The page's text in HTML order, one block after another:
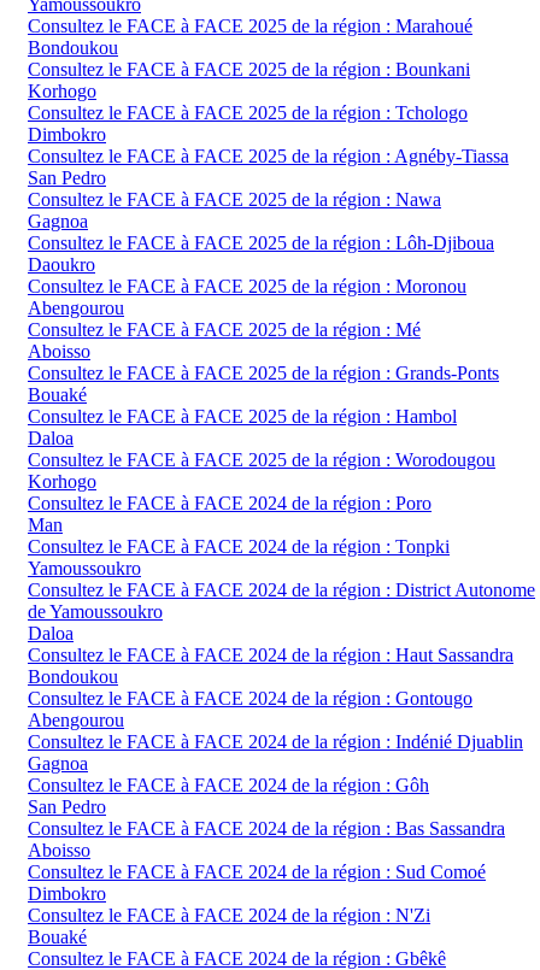
Yamoussoukro
Consultez le FACE à FACE 2025 de la région : Marahoué
Bondoukou
Consultez le FACE à FACE 2025 de la région : Bounkani
Korhogo
Consultez le FACE à FACE 2025 de la région : Tchologo
Dimbokro
Consultez le FACE à FACE 2025 de la région : Agnéby-Tiassa
San Pedro
Consultez le FACE à FACE 2025 de la région : Nawa
Gagnoa
Consultez le FACE à FACE 2025 de la région : Lôh-Djiboua
Daoukro
Consultez le FACE à FACE 2025 de la région : Moronou
Abengourou
Consultez le FACE à FACE 2025 de la région : Mé
Aboisso
Consultez le FACE à FACE 2025 de la région : Grands-Ponts
Bouaké
Consultez le FACE à FACE 2025 de la région : Hambol
Daloa
Consultez le FACE à FACE 2025 de la région : Worodougou
Korhogo
Consultez le FACE à FACE 2024 de la région : Poro
Man
Consultez le FACE à FACE 2024 de la région : Tonpki
Yamoussoukro
Consultez le FACE à FACE 2024 de la région : District Autonome
de Yamoussoukro
Daloa
Consultez le FACE à FACE 2024 de la région : Haut Sassandra
Bondoukou
Consultez le FACE à FACE 2024 de la région : Gontougo
Abengourou
Consultez le FACE à FACE 2024 de la région : Indénié Djuablin
Gagnoa
Consultez le FACE à FACE 2024 de la région : Gôh
San Pedro
Consultez le FACE à FACE 2024 de la région : Bas Sassandra
Aboisso
Consultez le FACE à FACE 2024 de la région : Sud Comoé
Dimbokro
Consultez le FACE à FACE 2024 de la région : N'Zi
Bouaké
Consultez le FACE à FACE 2024 de la région : Gbêkê